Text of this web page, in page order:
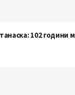
102 години